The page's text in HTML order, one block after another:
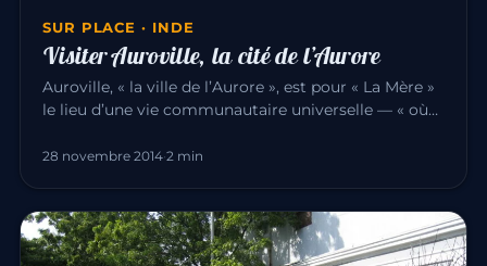
SUR PLACE · INDE
Visiter Auroville, la cité de l’Aurore
Auroville, « la ville de l’Aurore », est pour « La Mère »
le lieu d’une vie communautaire universelle — « où
28 novembre 2014·2 min